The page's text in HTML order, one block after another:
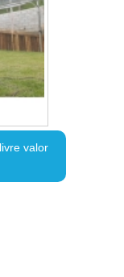
valor